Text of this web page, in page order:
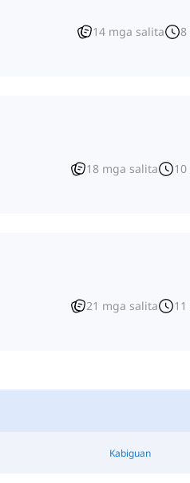
14 mga salita 8
18 mga salita 10
21 mga salita 11
Kabiguan